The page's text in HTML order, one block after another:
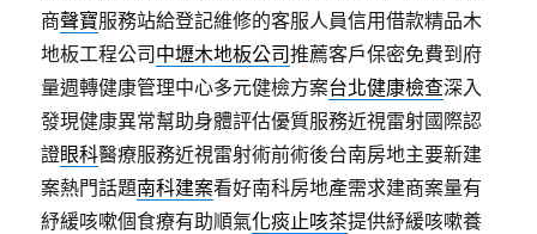
商聲寶服務站給登記維修的客服人員信用借款精品木
地板工程公司 中壢木地板公司推薦客戶保密免費到府
量週轉健康管理中心多元健檢方案台北健康檢查深入
發現健康異常幫助身體評估優質服務近視雷射國際認
證眼科醫療服務近視雷射術前術後台南房地主要新建
案熱門話題南科建案看好南科房地產需求建商案量有
紓緩咳嗽個食療有助順氣化痰止咳茶提供紓緩咳嗽養